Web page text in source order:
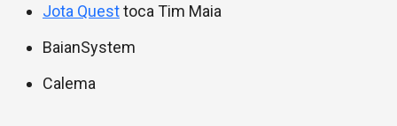
Jota Questtoca Tim Maia
BaianSystem
Calema